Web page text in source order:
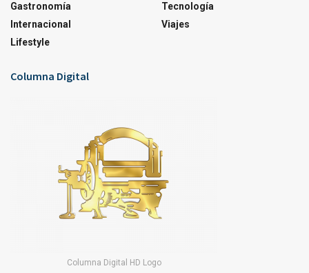
Gastronomía
Internacional
Lifestyle
Tecnología
Viajes
Columna Digital
Columna Digital HD Logo